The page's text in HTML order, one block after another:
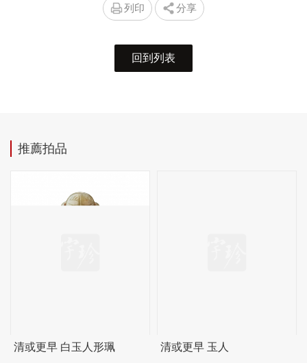
列印 分享
回到列表
推薦拍品
清或更早 白玉人形珮 清或更早 玉人